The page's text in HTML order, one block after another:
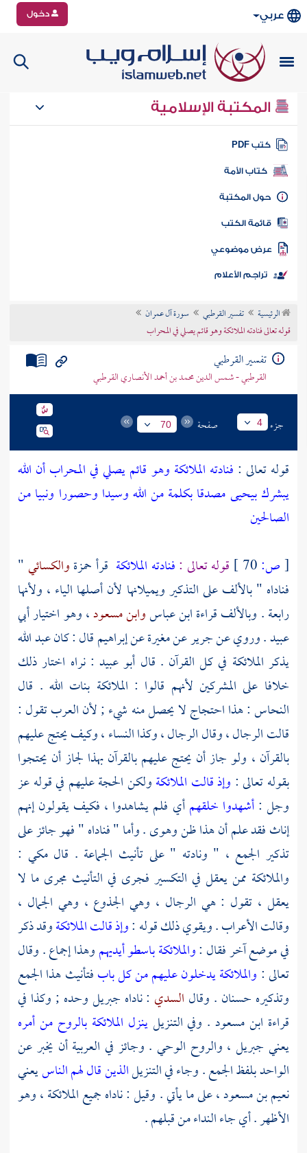
عربي دخول
المكتبة الإسلامية
كتب PDF
كتاب الأمة
المكتبة
الكتب
موضوعي
تراجم الأعلام
الرئيسية تفسير القرطبي
سورة آل عمران
قوله تعالى فنادته الملائكة وهو قائم يصلي في المحراب
تفسير القرطبي
القرطبي - شمس الدين محمد بن أحمد الأنصاري القرطبي
جزء 4 صفحة 70
قوله تعالى : فنادته الملائكة وهو قائم يصلي في المحراب أن الله
يبشرك بيحيى مصدقا بكلمة من الله وسيدا وحصورا ونبيا من
الصالحين
[ص: قوله تعالى :فنادته الملائكة قرأحمزةوالكسائي"
فناداه " بالألف على التذكير ويميلانها لأن أصلها الياء ، ولأنها
رابعة . وبالألف قراءةابن عباسوابن مسعود، وهو اختيارأبي
عبيد. وروي عنجريرعنمغيرةعنإبراهيمقال : كانعبد الله
يذكر الملائكة في كل القرآن . قال أبو عبيد : نراه اختار ذلك
خلافا على المشركين لأنهم قالوا : الملائكة بنات الله . قال
النحاس: هذا احتجاج لا يحصل منه شيء ; لأن العرب تقول :
قالت الرجال ، وقال الرجال ، وكذا النساء ، وكيف يحتج عليهم
بالقرآن ، ولو جاز أن يحتج عليهم بالقرآن بهذا لجاز أن يحتجوا
بقوله تعالى : وإذ قالت الملائكةولكن الحجة عليهم في قوله عز
وجل :أشهدوا خلقهمأي فلم يشاهدوا ، فكيف يقولون إنهم
إناث فقد علم أن هذا ظن وهوى . وأما " فناداه " فهو جائز على
تذكير الجمع ، " ونادته " على تأنيث الجماعة . قالمكي :
والملائكة ممن يعقل في التكسير فجرى في التأنيث مجرى ما لا
يعقل ، تقول : هي الرجال ، وهي الجذوع ، وهي الجمال ،
وقالت الأعراب . ويقوي ذلك قوله :وإذ قالت الملائكةوقد ذكر
في موضع آخر فقال :والملائكة باسطو أيديهموهذا إجماع . وقال
تعالى : والملائكة يدخلون عليهم من كل بابفتأنيث هذا الجمع
وتذكيره حسنان . وقال السدي : ناداه جبريلوحده ; وكذا في
قراءة ابن مسعود . وفي التنزيلينزل الملائكة بالروح من أمره
يعني جبريل ، والروح الوحي . وجائز في العربية أن يخبر عن
الواحد بلفظ الجمع . وجاء في التنزيلالذين قال لهم الناسيعني
نعيم بن مسعود، على ما يأتي . وقيل : ناداه جميع الملائكة ، وهو
الأظهر . أي جاء النداء من قبلهم .